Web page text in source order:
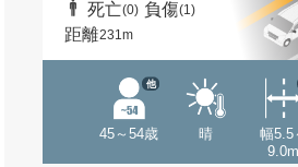
死亡(0) 負傷(1)
距離231m
45～54歳
他
晴
幅5.5
9.0m